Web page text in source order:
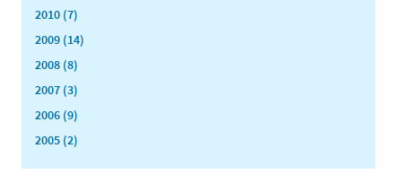
2010 (7)
2009 (14)
2008 (8)
2007 (3)
2006 (9)
2005 (2)